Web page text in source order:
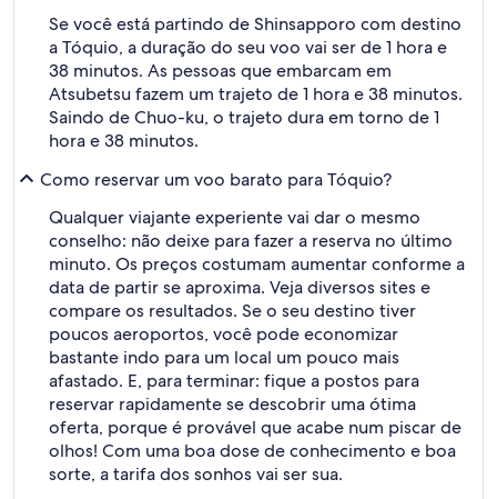
Se você está partindo de Shinsapporo com destino
a Tóquio, a duração do seu voo vai ser de 1 hora e
38 minutos. As pessoas que embarcam em
Atsubetsu fazem um trajeto de 1 hora e 38 minutos.
Saindo de Chuo-ku, o trajeto dura em torno de 1
hora e 38 minutos.
Como reservar um voo barato para Tóquio?
Qualquer viajante experiente vai dar o mesmo
conselho: não deixe para fazer a reserva no último
minuto. Os preços costumam aumentar conforme a
data de partir se aproxima. Veja diversos sites e
compare os resultados. Se o seu destino tiver
poucos aeroportos, você pode economizar
bastante indo para um local um pouco mais
afastado. E, para terminar: fique a postos para
reservar rapidamente se descobrir uma ótima
oferta, porque é provável que acabe num piscar de
olhos! Com uma boa dose de conhecimento e boa
sorte, a tarifa dos sonhos vai ser sua.